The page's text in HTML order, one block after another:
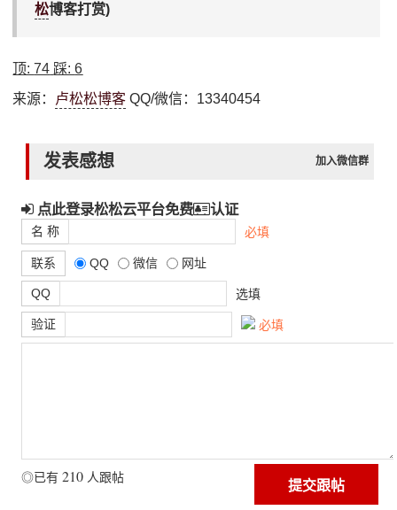
松博客打赏)
顶: 74 踩:6
来源： 卢松松博客 QQ/微信：13340454
发表感想 加入微信群
点此登录松松云平台免费 认证
名 称 必填
联系 QQ 微信 网址
QQ 选填
验证 必填
◎已有 210 人跟帖